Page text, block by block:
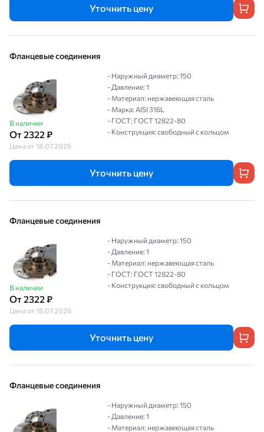
Уточнить цену
Фланцевые соединения
В наличии
От 2322 ₽
Цена от 18.07.2026
- Наружный диаметр: 150
- Давление: 1
- Материал: нержавеющая сталь
- Марка: AISI 316L
- ГОСТ: ГОСТ 12822-80
- Конструкция: свободный с кольцом
Уточнить цену
Фланцевые соединения
В наличии
От 2322 ₽
Цена от 18.07.2026
- Наружный диаметр: 150
- Давление: 1
- Материал: нержавеющая сталь
- ГОСТ: ГОСТ 12822-80
- Конструкция: свободный с кольцом
Уточнить цену
Фланцевые соединения
- Наружный диаметр: 150
- Давление: 1
- Материал: нержавеющая сталь